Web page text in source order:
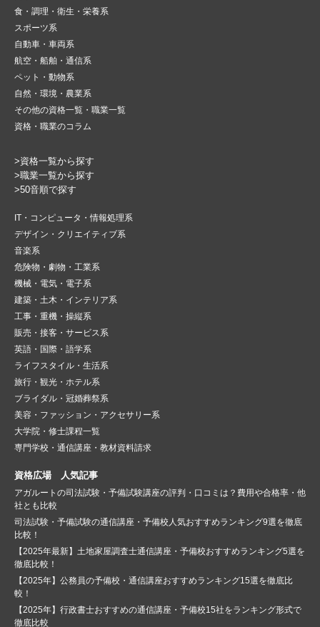
食・調理・衛生・栄養系
スポーツ系
自動車・車両系
航空・船舶・通信系
ペット・動物系
自然・環境・農業系
その他の資格一覧・職業一覧
資格・職業のコラム
>資格一覧から探す
>職業一覧から探す
>50音順で探す
IT・コンピュータ・情報処理系
デザイン・クリエイティブ系
音楽系
危険物・劇物・工業系
機械・電気・電子系
建築・土木・インテリア系
工事・重機・操縦系
販売・接客・サービス系
英語・国際・語学系
ライフスタイル・生活系
旅行・観光・ホテル系
ブライダル・冠婚葬祭系
美容・ファッション・アクセサリー系
大学院・修士課程一覧
専門学校・通信講座・教材資料請求
資格広場 人気記事
アガルートの司法試験・予備試験講座の評判・口コミは？費用や合格率・他
社とも比較
司法試験・予備試験の通信講座・予備校人気おすすめランキング9選を徹底
比較！
【2025年最新】土地家屋調査士通信講座・予備校おすすめランキング5選を
徹底比較！
【2025年】公務員の予備校・通信講座おすすめランキング15選を徹底比
較！
【2025年】行政書士おすすめの通信講座・予備校15社をランキング形式で
徹底比較